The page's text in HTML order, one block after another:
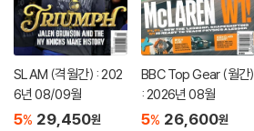
SLAM (격월간) : 202
6년 08/09월
5% 29,450원
BBC Top Gear (월간)
: 2026년 08월
5% 26,600원